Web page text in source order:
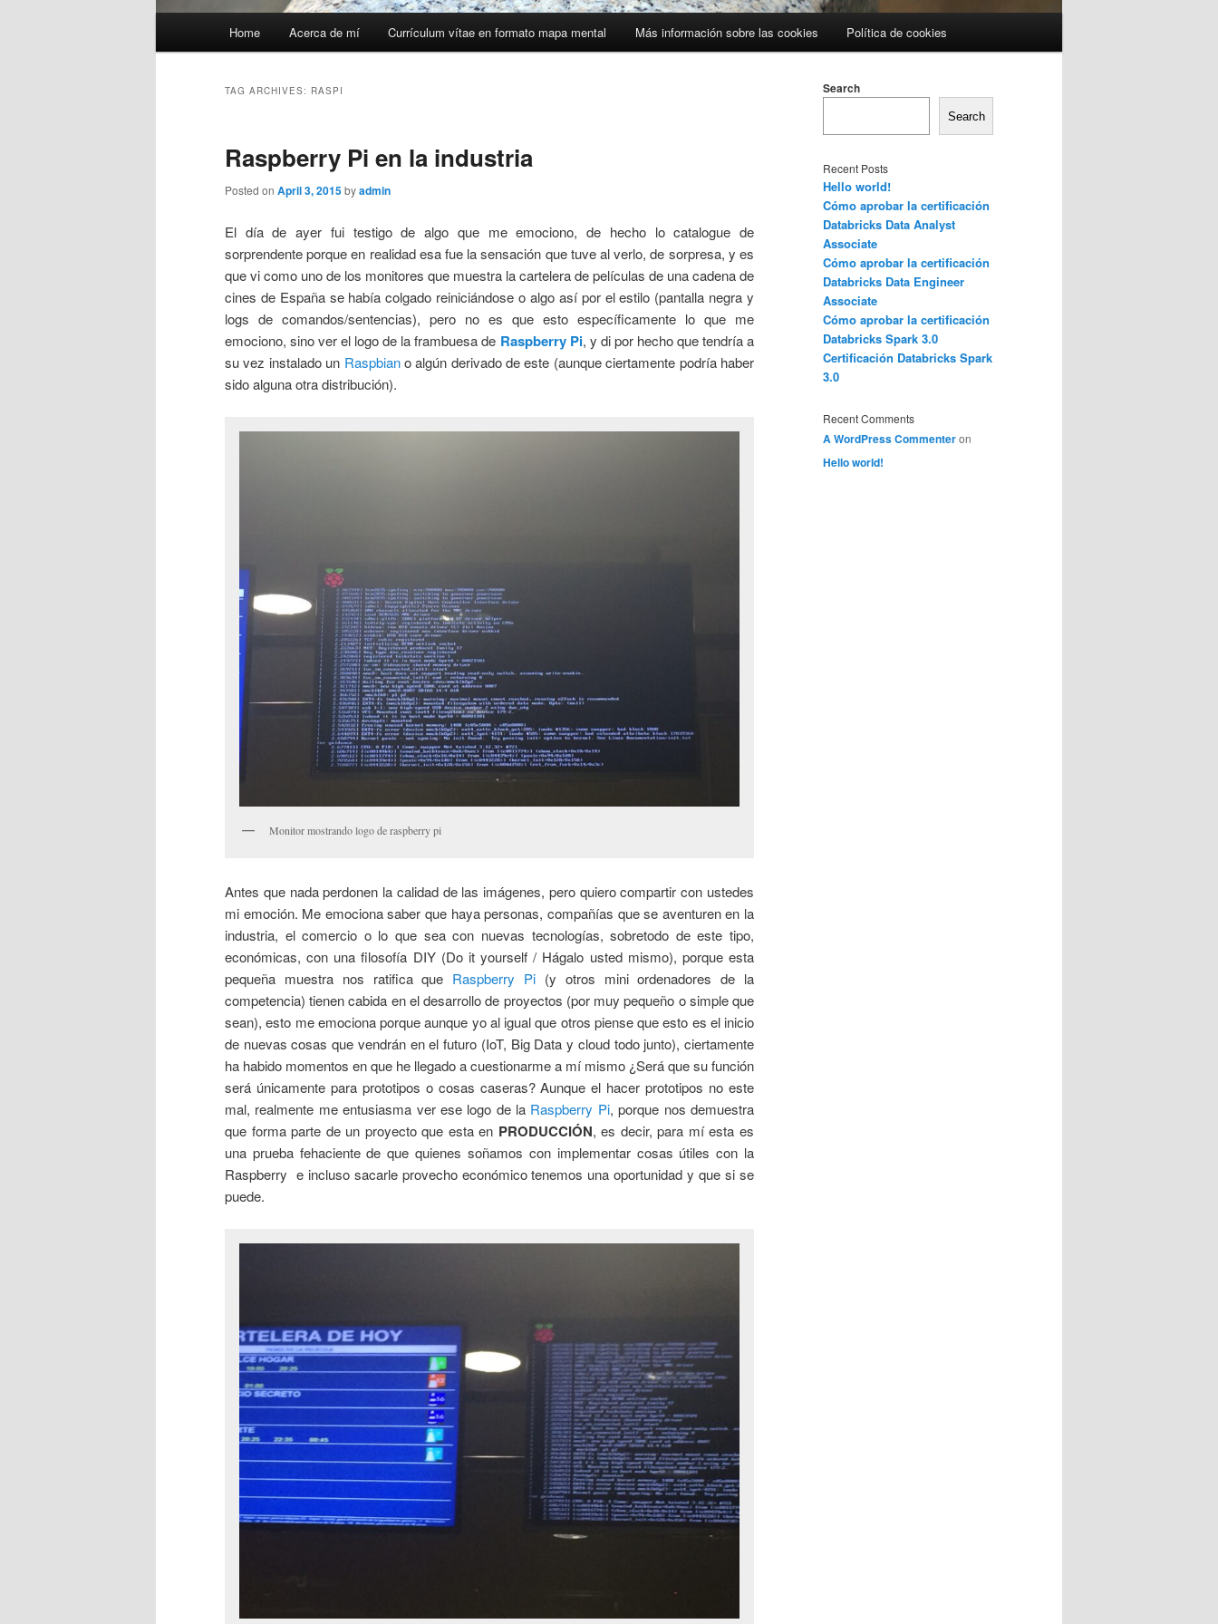
Home Acerca de mí Currículum vítae en formato mapa mental Más información sobre las cookies Política de cookies
TAG ARCHIVES: RASPI
Raspberry Pi en la industria
Posted on April 3, 2015byadmin
El día de ayer fui testigo de algo que me emociono, de hecho lo catalogue de
sorprendente porque en realidad esa fue la sensación que tuve al verlo, de sorpresa, y es
que vi como uno de los monitores que muestra la cartelera de películas de una cadena de
cines de España se había colgado reiniciándose o algo así por el estilo (pantalla negra y
logs de comandos/sentencias), pero no es que esto específicamente lo que me
emociono, sino ver el logo de la frambuesa de Raspberry Pi, y di por hecho que tendría a
su vez instalado un Raspbiano algún derivado de este (aunque ciertamente podría haber
sido alguna otra distribución).
Monitor mostrando logo de raspberry pi
Antes que nada perdonen la calidad de las imágenes, pero quiero compartir con ustedes
mi emoción. Me emociona saber que haya personas, compañías que se aventuren en la
industria, el comercio o lo que sea con nuevas tecnologías, sobretodo de este tipo,
económicas, con una filosofía DIY (Do it yourself / Hágalo usted mismo), porque esta
pequeña muestra nos ratifica que Raspberry Pi (y otros mini ordenadores de la
competencia) tienen cabida en el desarrollo de proyectos (por muy pequeño o simple que
sean), esto me emociona porque aunque yo al igual que otros piense que esto es el inicio
de nuevas cosas que vendrán en el futuro (IoT, Big Data y cloud todo junto), ciertamente
ha habido momentos en que he llegado a cuestionarme a mí mismo ¿Será que su función
será únicamente para prototipos o cosas caseras? Aunque el hacer prototipos no este
mal, realmente me entusiasma ver ese logo de la Raspberry Pi, porque nos demuestra
que forma parte de un proyecto que esta en PRODUCCIÓN, es decir, para mí esta es
una prueba fehaciente de que quienes soñamos con implementar cosas útiles con la
Raspberry e incluso sacarle provecho económico tenemos una oportunidad y que si se
puede.
Search
Search
Recent Posts
Hello world!
Cómo aprobar la certificación
Databricks Data Analyst
Associate
Cómo aprobar la certificación
Databricks Data Engineer
Associate
Cómo aprobar la certificación
Databricks Spark 3.0
Certificación Databricks Spark
3.0
Recent Comments
A WordPress Commenteron
Hello world!